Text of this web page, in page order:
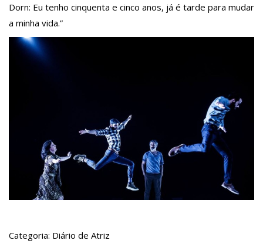
Dorn: Eu tenho cinquenta e cinco anos, já é tarde para mudar
a minha vida.”
Categoria: Diário de Atriz